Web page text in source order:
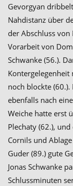
Gevorgyan
Nahdistanz über
der Abschluss
Vorarbeit von
Schwanke (56.).
Kontergelegenheit
noch blockte
ebenfalls nach
Weiche hatte erst
Plechaty (62.),
Cornils und
Guder (89.) gute
Jonas Schwanke
Schlussminuten